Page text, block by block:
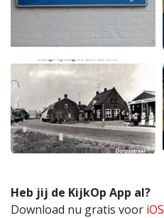
Heb jij de KijkOp App al?
Download nu gratis voor iOS